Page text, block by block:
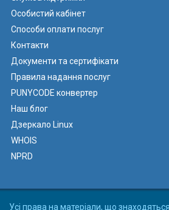
Особистий кабінет
Способи оплати послуг
Контакти
Документи та сертифікати
Правила надання послуг
PUNYCODE конвертер
Наш блог
Дзеркало Linux
WHOIS
NPRD
Усі права на матеріали, що